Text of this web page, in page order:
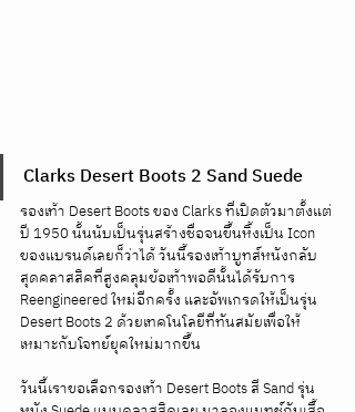
Clarks Desert Boots 2 Sand Suede
รองเท้า Desert Boots ของ Clarks ที่เปิดตัวมาตั้งแต่
ปี 1950 นั้นนับเป็นรุ่นสร้างชื่อจนขึ้นหิ้งเป็น Icon
ของแบรนด์เลยก็ว่าได้ วันนี้รองเท้าบูทส์หนังกลับ
สุดคลาสสิคที่สูงคลุมข้อเท้าพอดีนั้นได้รับการ
Reengineered ใหม่อีกครั้ง และอัพเกรดให้เป็นรุ่น
Desert Boots 2 ด้วยเทคโนโลยีที่ทันสมัยเพื่อให้
เหมาะกับโจทย์ยุคใหม่มากขึ้น
วันนี้เราขอเลือกรองเท้า Desert Boots สี Sand รุ่น